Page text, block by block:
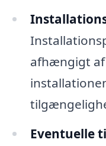
afhængigt
Eventuelle